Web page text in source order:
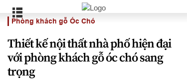
Phòng khách gỗ Óc Chó
Thiết kế nội thất nhà phố hiện đại
với phòng khách gỗ óc chó sang
trọng